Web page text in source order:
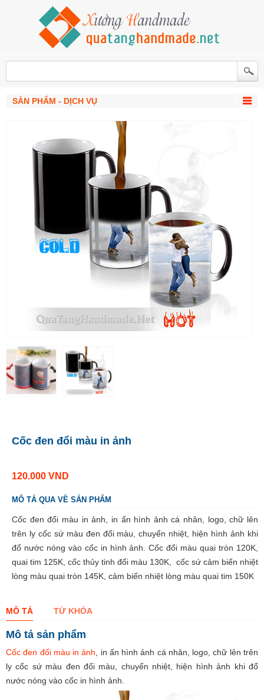
SẢN PHẨM - DỊCH VỤ
Cốc đen đổi màu in ảnh
120.000 VND
MÔ TẢ QUA VỀ SẢN PHẨM
Cốc đen đổi màu in ảnh, in ấn hình ảnh cá nhân, logo, chữ lên
trên ly cốc sứ màu đen đổi màu, chuyển nhiệt, hiện hình ảnh khi
đổ nước nóng vào cốc in hình ảnh. Cốc đổi màu quai tròn 120K,
quai tim 125K, cốc thủy tinh đổi màu 130K, cốc sứ cảm biến nhiệt
lòng màu quai tròn 145K, cảm biến nhiệt lòng màu quai tim 150K
MÔ TẢ TỪ KHÓA
Mô tả sản phẩm
Cốc đen đổi màu in ảnh , in ấn hình ảnh cá nhân, logo, chữ lên trên
ly cốc sứ màu đen đổi màu, chuyển nhiệt, hiện hình ảnh khi đổ
nước nóng vào cốc in hình ảnh.